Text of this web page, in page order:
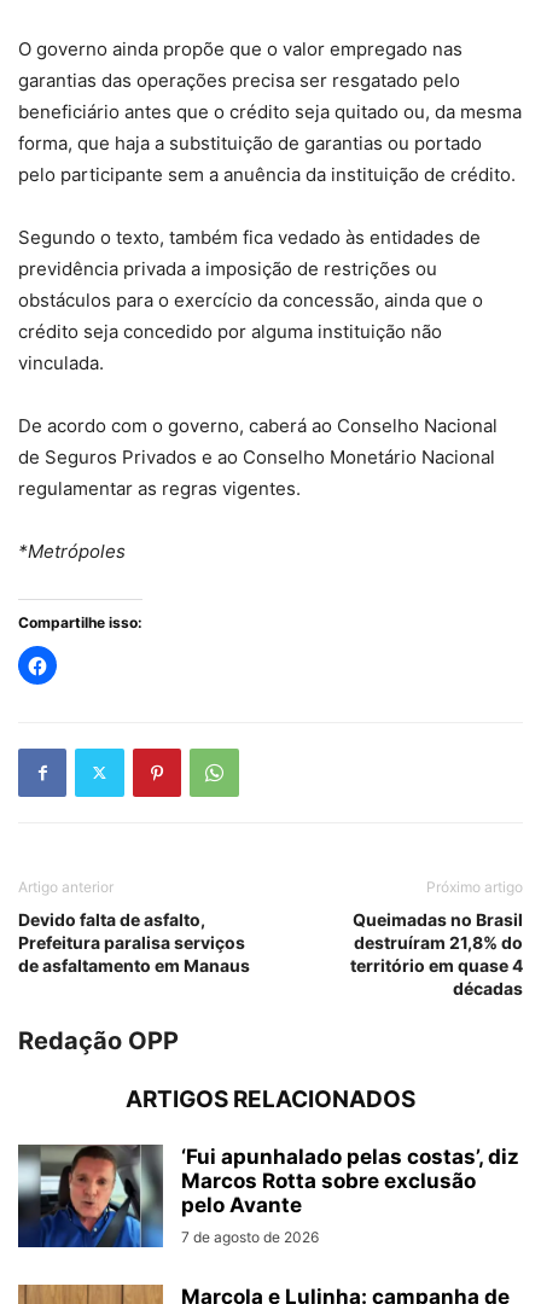
O governo ainda propõe que o valor empregado nas
garantias das operações precisa ser resgatado pelo
beneficiário antes que o crédito seja quitado ou, da mesma
forma, que haja a substituição de garantias ou portado
pelo participante sem a anuência da instituição de crédito.
Segundo o texto, também fica vedado às entidades de
previdência privada a imposição de restrições ou
obstáculos para o exercício da concessão, ainda que o
crédito seja concedido por alguma instituição não
vinculada.
De acordo com o governo, caberá ao Conselho Nacional
de Seguros Privados e ao Conselho Monetário Nacional
regulamentar as regras vigentes.
*Metrópoles
Compartilhe isso:
Artigo anterior
Devido falta de asfalto,
Prefeitura paralisa serviços
de asfaltamento em Manaus
Próximo artigo
Queimadas no Brasil
destruíram 21,8% do
território em quase 4
décadas
Redação OPP
ARTIGOS RELACIONADOS
‘Fui apunhalado pelas costas’, diz
Marcos Rotta sobre exclusão
pelo Avante
7 de agosto de 2026
Marcola e Lulinha: campanha de